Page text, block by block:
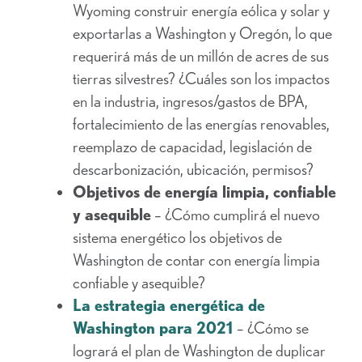
Wyoming construir energía eólica y solar y
exportarlas a Washington y Oregón, lo que
requerirá más de un millón de acres de sus
tierras silvestres? ¿Cuáles son los impactos
en la industria, ingresos/gastos de BPA,
fortalecimiento de las energías renovables,
reemplazo de capacidad, legislación de
descarbonización, ubicación, permisos?
Objetivos de energía limpia, confiable
y asequible – ¿Cómo cumplirá el nuevo
sistema energético los objetivos de
Washington de contar con energía limpia
confiable y asequible?
La estrategia energética de
Washington para 2021 – ¿Cómo se
logrará el plan de Washington de duplicar